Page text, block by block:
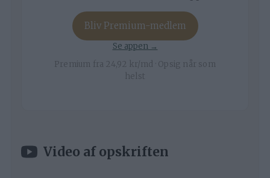
Bliv Premium-medlem
Se appen →
Premium fra 24,92 kr/md · Opsig når som
helst
Video af opskriften